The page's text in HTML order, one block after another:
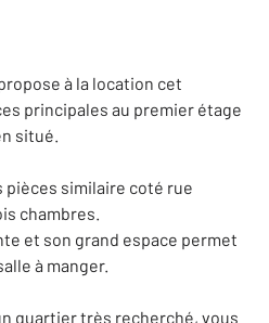
à la location cet
principales au premier étage
situé.
similaire coté rue
chambres.
et son grand espace permet
à manger.
quartier très recherché, vous